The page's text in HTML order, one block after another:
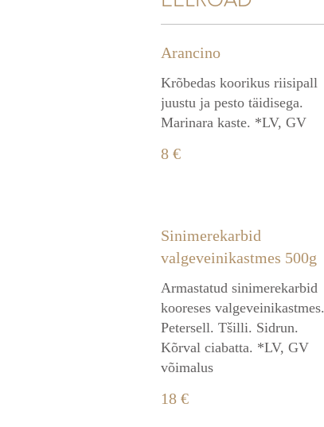
Arancino
Krõbedas koorikus riisipall
juustu ja pesto täidisega.
Marinara kaste. *LV, GV
8 €
Sinimerekarbid
valgeveinikastmes 500g
Armastatud sinimerekarbid
kooreses valgeveinikastmes.
Petersell. Tšilli. Sidrun.
Kõrval ciabatta. *LV, GV
võimalus
18 €